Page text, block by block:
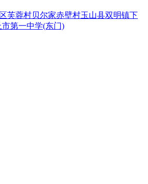
芙蓉村贝尔家赤壁村玉山县双明镇下
第一中学(东门)